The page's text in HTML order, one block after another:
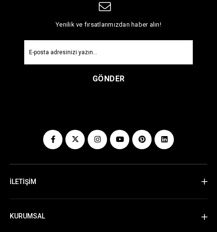
Yenilik ve fırsatlarımızdan haber alın!
GÖNDER
İLETİŞİM
KURUMSAL